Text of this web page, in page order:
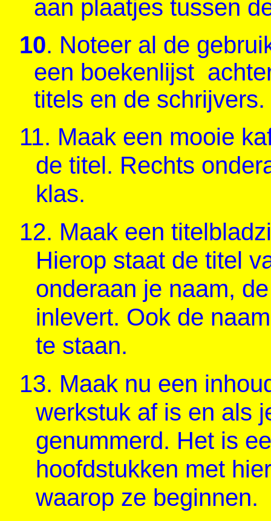
aan plaatjes tussen
10. Noteer al de
een boekenlijst
titels en de schrijvers.
11. Maak een mooie
de titel. Rechts
klas.
12. Maak een
Hierop staat de titel
onderaan je naam,
inlevert. Ook de
te staan.
13. Maak nu een
werkstuk af is en als
genummerd. Het is
hoofdstukken met
waarop ze beginnen.